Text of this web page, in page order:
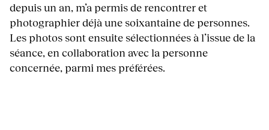
depuis un an, m’a permis de rencontrer et
photographier déjà une soixantaine de personnes.
Les photos sont ensuite sélectionnées à l’issue de la
séance, en collaboration avec la personne
concernée, parmi mes préférées.